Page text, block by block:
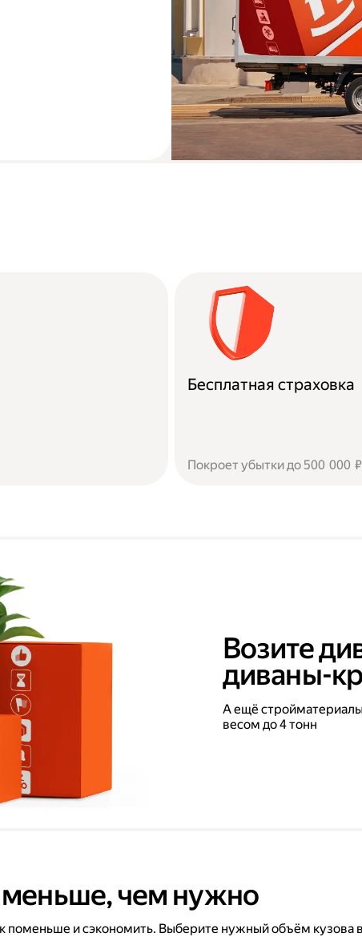
Бесплатная страховка
Покроет убытки до 500 000
Возите
диваны-
А ещё
весом до 4 тонн
чем нужно
поменьше и сэкономить. Выберите нужный объём кузова